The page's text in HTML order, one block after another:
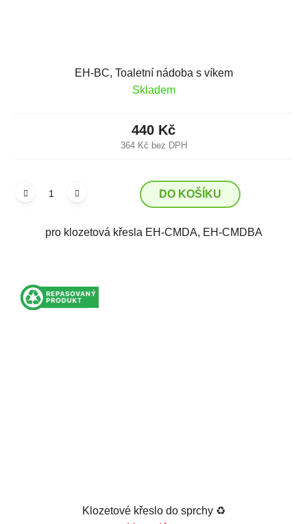
EH-BC, Toaletní nádoba s víkem
Skladem
364 Kč bez DPH
440 Kč
DO KOŠÍKU
pro klozetová křesla EH-CMDA, EH-CMDBA
Klozetové křeslo do sprchy ♻️